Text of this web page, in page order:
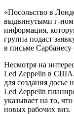
«Посольство в
выдвинутыми г-ном
информация,
группа подаст
в письме Сарбанесу
Несмотря на
Led Zeppelin в США,
для создания
Led Zeppelin
указывает на то,
новых рабочих виз.